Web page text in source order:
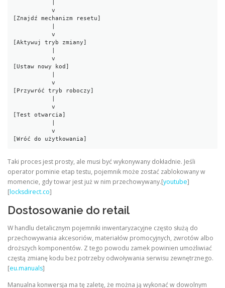
           v
[Znajdź mechanizm resetu]
           v
[Aktywuj tryb zmiany]
           v
[Ustaw nowy kod]
           v
[Przywróć tryb roboczy]
           v
[Test otwarcia]
           v
[Wróć do użytkowania]
Taki proces jest prosty, ale musi być wykonywany dokładnie. Jeśli
operator pominie etap testu, pojemnik może zostać zablokowany w
momencie, gdy towar jest już w nim przechowywany.[youtube]
[locksdirect.co]
Dostosowanie do retail
W handlu detalicznym pojemniki inwentaryzacyjne często służą do
przechowywania akcesoriów, materiałów promocyjnych, zwrotów albo
droższych komponentów. Z tego powodu zamek powinien umożliwiać
częstą zmianę kodu bez potrzeby odwoływania serwisu zewnętrznego.
[eu.manuals]
Manualna konwersja ma tę zaletę, że można ją wykonać w dowolnym